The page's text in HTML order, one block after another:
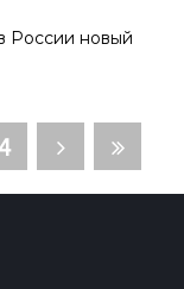
России новый